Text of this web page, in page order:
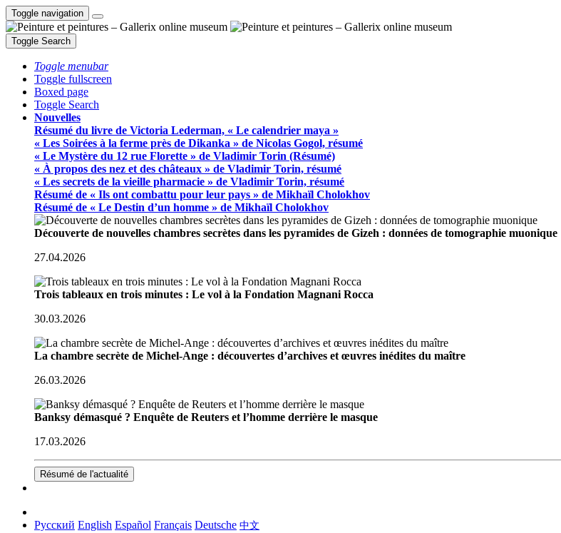
Toggle navigation
Toggle Search
Toggle menubar
Toggle fullscreen
Boxed page
Toggle Search
Nouvelles
Résumé du livre de Victoria Lederman, « Le calendrier maya »
« Les Soirées à la ferme près de Dikanka » de Nicolas Gogol, résumé
« Le Mystère du 12 rue Florette » de Vladimir Torin (Résumé)
« À propos des nez et des châteaux » de Vladimir Torin, résumé
« Les secrets de la vieille pharmacie » de Vladimir Torin, résumé
Résumé de « Ils ont combattu pour leur pays » de Mikhaïl Cholokhov
Résumé de « Le Destin d’un homme » de Mikhaïl Cholokhov
Découverte de nouvelles chambres secrètes dans les pyramides de Gizeh : données de tomographie muonique
27.04.2026
Trois tableaux en trois minutes : Le vol à la Fondation Magnani Rocca
30.03.2026
La chambre secrète de Michel-Ange : découvertes d’archives et œuvres inédites du maître
26.03.2026
Banksy démasqué ? Enquête de Reuters et l’homme derrière le masque
17.03.2026
Résumé de l'actualité
Русский English Español Français Deutsche 中文